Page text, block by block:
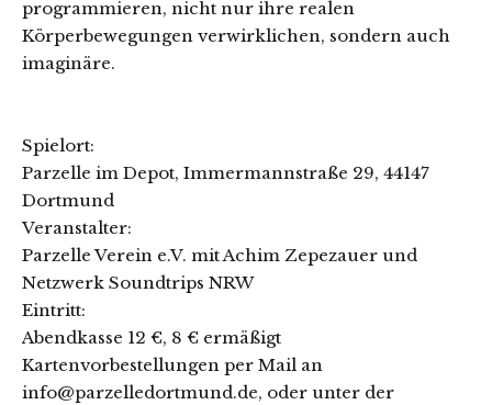
programmieren, nicht nur ihre realen
Körperbewegungen verwirklichen, sondern auch
imaginäre.
Spielort:
Parzelle im Depot, Immermannstraße 29, 44147
Dortmund
Veranstalter:
Parzelle Verein e.V. mit Achim Zepezauer und
Netzwerk Soundtrips NRW
Eintritt:
Abendkasse 12 €, 8 € ermäßigt
Kartenvorbestellungen per Mail an
info@parzelledortmund.de, oder unter der